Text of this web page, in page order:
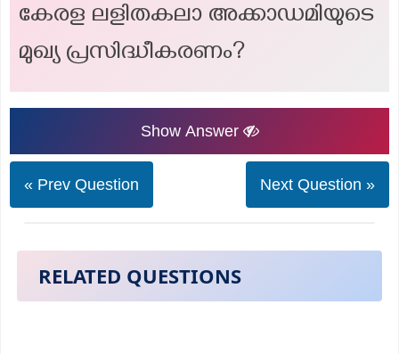
കേരള ലളിതകലാ അക്കാഡമിയുടെ
മുഖ്യ പ്രസിദ്ധീകരണം?
Show Answer
« Prev Question Next Question »
RELATED QUESTIONS